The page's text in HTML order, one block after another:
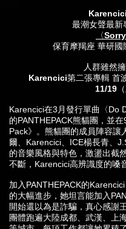
Karencici
最潮女聲最新
〈
保育摩羯座 華研
人群雖然
Karencici第二張專輯 首
11/19
Karencici在3月發行單曲〈Do
的PANTHEPACK熊貓團，並
Pack》。熊貓團的成員陣容讓
爾、Karencici、ICE楊長青、
的音樂風格與特色，激盪出截
不斷，Karencici高辨識度的嗓
加入PANTHEPACK的
的大幅進步，她坦言能加入
開始還以為是詐騙，真心感謝
團體跑遍大陸成都、武漢、上